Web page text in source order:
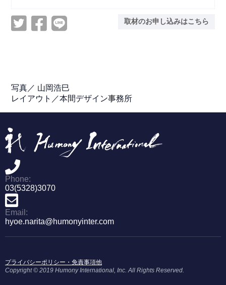
取材のお申し込みはこちら
写真／ 山岡浩巳
レイアウト／本間デザイン事務所
Phone:
03(5328)3070
Email:
hyoe.narita@humonyinter.com
プライバシーポリシー・免責事項他
Copyright © 2019 Humony International, Inc. All Rights Reserved.